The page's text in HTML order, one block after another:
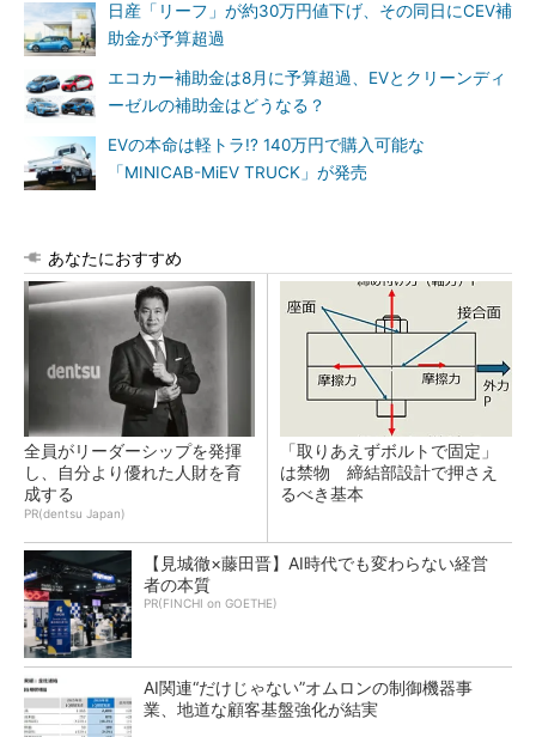
日産「リーフ」が約30万円値下げ、その同日にCEV補
助金が予算超過
エコカー補助金は8月に予算超過、EVとクリーンディ
ーゼルの補助金はどうなる？
EVの本命は軽トラ!? 140万円で購入可能な
「MINICAB-MiEV TRUCK」が発売
あなたにおすすめ
全員がリーダーシップを発揮
し、自分より優れた人財を育
成する
PR(dentsu Japan)
「取りあえずボルトで固定」
は禁物 締結部設計で押さえ
るべき基本
【見城徹×藤田晋】AI時代でも変わらない経営
者の本質
PR(FINCHI on GOETHE)
AI関連“だけじゃない”オムロンの制御機器事
業、地道な顧客基盤強化が結実